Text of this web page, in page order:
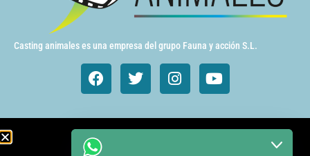
Casting animales es una empresa del grupo Fauna y acción S.L.
Animales de cine y TV